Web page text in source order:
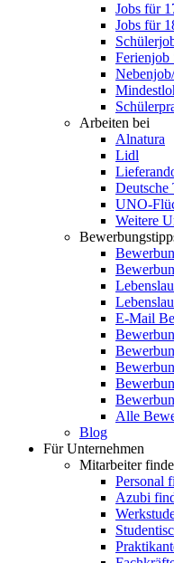
Jobs für
Jobs für
Ferienjob
Arbeiten bei
Alnatura
Lidl
Deutsche
UNO-
Weitere
E-Mail
Alle
Blog
Für Unternehmen
Mitarbeiter
Personal
Azubi